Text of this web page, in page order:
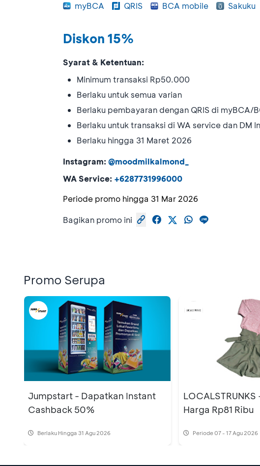
myBCA QRIS BCA mobile Sakuku
Diskon 15%
Syarat & Ketentuan:
Minimum transaksi Rp50.000
Berlaku untuk semua varian
Berlaku pembayaran dengan QRIS di myBCA/
Berlaku untuk transaksi di WA service dan DM
Berlaku hingga 31 Maret 2026
Instagram: @moodmilkalmond_
WA Service: +6287731996000
Periode promo hingga 31 Mar 2026
Bagikan promo ini
Promo Serupa
Jumpstart - Dapatkan Instant
Cashback 50%
Berlaku Hingga 31 Agu 2026
Harga Rp81 Ribu
Periode07 - 17 Agu 2026